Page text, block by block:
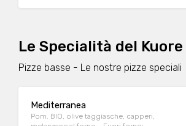
Le Specialità del Kuore
Pizze basse - Le nostre pizze speciali
Mediterranea
Pom. BIO, olive taggiasche, capperi,